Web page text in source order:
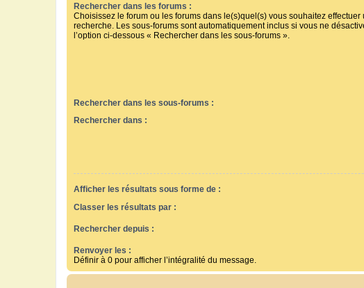
Rechercher dans les forums :
Choisissez le forum ou les forums dans le(s)quel(s) vous souhaitez effectuer
recherche. Les sous-forums sont automatiquement inclus si vous ne
l’option ci-dessous « Rechercher dans les sous-forums ».
Rechercher dans les sous-forums :
Rechercher dans :
Afficher les résultats sous forme de :
Classer les résultats par :
Rechercher depuis :
Renvoyer les :
Définir à 0 pour afficher l’intégralité du message.